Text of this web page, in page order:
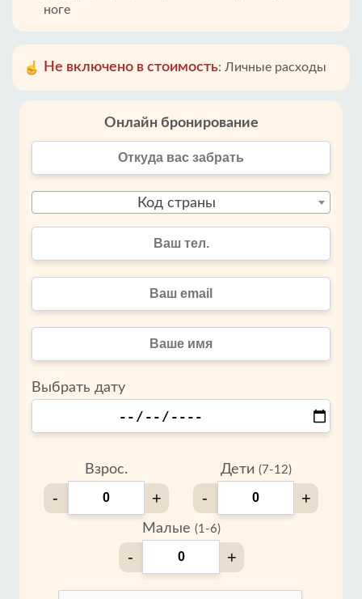
ноге
Не включено в стоимость: Личные расходы
Онлайн бронирование
Код страны
Выбрать дату
Взрос.
- +
Дети (7-12)
- +
Малые (1-6)
- +